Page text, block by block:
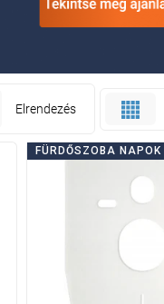
Elrendezés
FÜRDŐSZOBA NAPOK